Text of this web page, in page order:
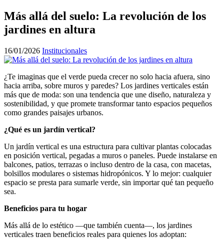
Más allá del suelo: La revolución de los
jardines en altura
16/01/2026 Institucionales
¿Te imaginas que el verde pueda crecer no solo hacia afuera, sino
hacia arriba, sobre muros y paredes? Los jardines verticales están
más que de moda: son una tendencia que une diseño, naturaleza y
sostenibilidad, y que promete transformar tanto espacios pequeños
como grandes paisajes urbanos.
¿Qué es un jardín vertical?
Un jardín vertical es una estructura para cultivar plantas colocadas
en posición vertical, pegadas a muros o paneles. Puede instalarse en
balcones, patios, terrazas o incluso dentro de la casa, con macetas,
bolsillos modulares o sistemas hidropónicos. Y lo mejor: cualquier
espacio se presta para sumarle verde, sin importar qué tan pequeño
sea.
Beneficios para tu hogar
Más allá de lo estético —que también cuenta—, los jardines
verticales traen beneficios reales para quienes los adoptan: